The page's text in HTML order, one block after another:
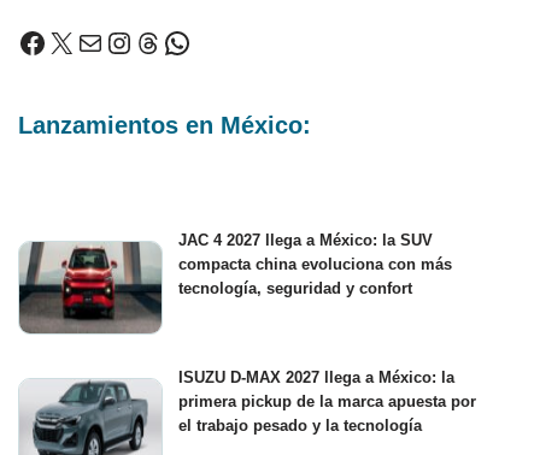
Lanzamientos en México:
JAC 4 2027 llega a México: la SUV
compacta china evoluciona con más
tecnología, seguridad y confort
ISUZU D-MAX 2027 llega a México: la
primera pickup de la marca apuesta por
el trabajo pesado y la tecnología